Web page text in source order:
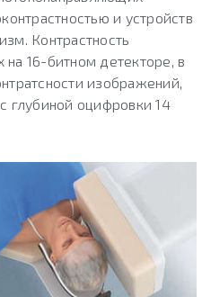
и устройств
Контрастность
16-битном детекторе, в
изображений,
глубиной оцифровки 14